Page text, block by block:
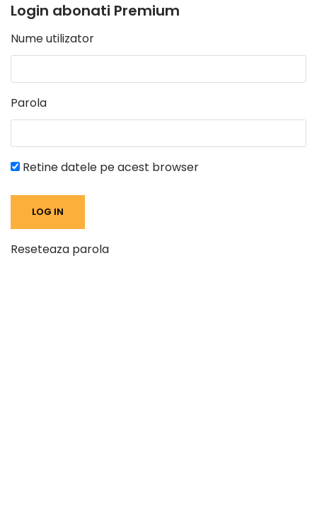
Login abonati Premium
Nume utilizator
Parola
Retine datele pe acest browser
Reseteaza parola